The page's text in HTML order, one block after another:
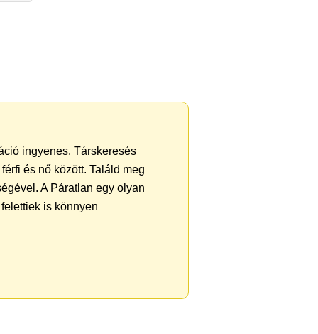
ingyenes. Társkeresés
és nő között. Találd meg
A Páratlan egy olyan
is könnyen